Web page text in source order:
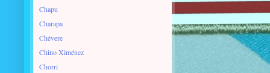
Chapu
Charapa
Chévere
Chino Ximénez
Chorri